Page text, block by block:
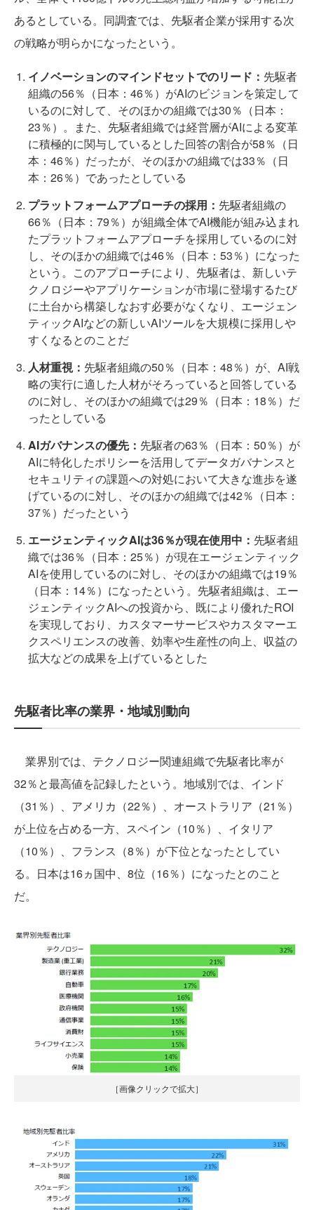
あるとしている。同調査では、先駆者企業が採用する次
の戦略が明らかになったという。
イノベーションのマインドセットでのリード： 先駆者
組織の56％（日本：46％）がAIのビジョンを策定して
いるのに対して、そのほかの組織では30％（日本：
23％）。また、先駆者組織では経営層がAIによる変革
に積極的に関与しているとした回答の割合が58％（日
本：46％）だったが、そのほかの組織では33％（日
本：26％）であったとしている
プラットフォームアプローチの採用： 先駆者組織の
66％（日本：79％）が組織全体でAI機能が組み込まれ
たプラットフォームアプローチを採用しているのに対
し、そのほかの組織では46％（日本：53％）になった
という。このアプローチにより、先駆者は、新しいテ
クノロジーやアプリケーションが市場に登場するたび
に土台から構築しなおす必要がなくなり、エージェン
ティックAIなどの新しいAIツールを大規模に採用しや
すくなるとのことだ
人材重視： 先駆者組織の50％（日本：48％）が、AI戦
略の実行に適した人材がそろっていると回答している
のに対し、そのほかの組織では29％（日本：18％）だ
ったとしている
AIガバナンスの優先： 先駆者の63％（日本：50％）が
AIに特化したポリシーを活用してデータガバナンスと
セキュリティの課題への対処において大きな進歩を遂
げているのに対し、そのほかの組織では42％（日本：
37％）だったという
エージェンティックAIは36％が現在使用中： 先駆者組
織では36％（日本：25％）が現在エージェンティック
AIを使用しているのに対し、そのほかの組織では19％
（日本：14％）になったという。先駆者組織は、エー
ジェンティックAIへの投資から、既により優れたROI
を実現しており、カスタマーサービスやカスタマーエ
クスペリエンスの改善、効率や生産性の向上、収益の
拡大などの成果を上げているとした
先駆者比率の業界・地域別動向
業界別では、テクノロジー関連組織で先駆者比率が
32％と最高値を記録したという。地域別では、インド
（31％）、アメリカ（22％）、オーストラリア（21％）
が上位を占める一方、スペイン（10％）、イタリア
（10％）、フランス（8％）が下位となったとしてい
る。日本は16ヵ国中、8位（16％）になったとのこと
だ。
［画像クリックで拡大］